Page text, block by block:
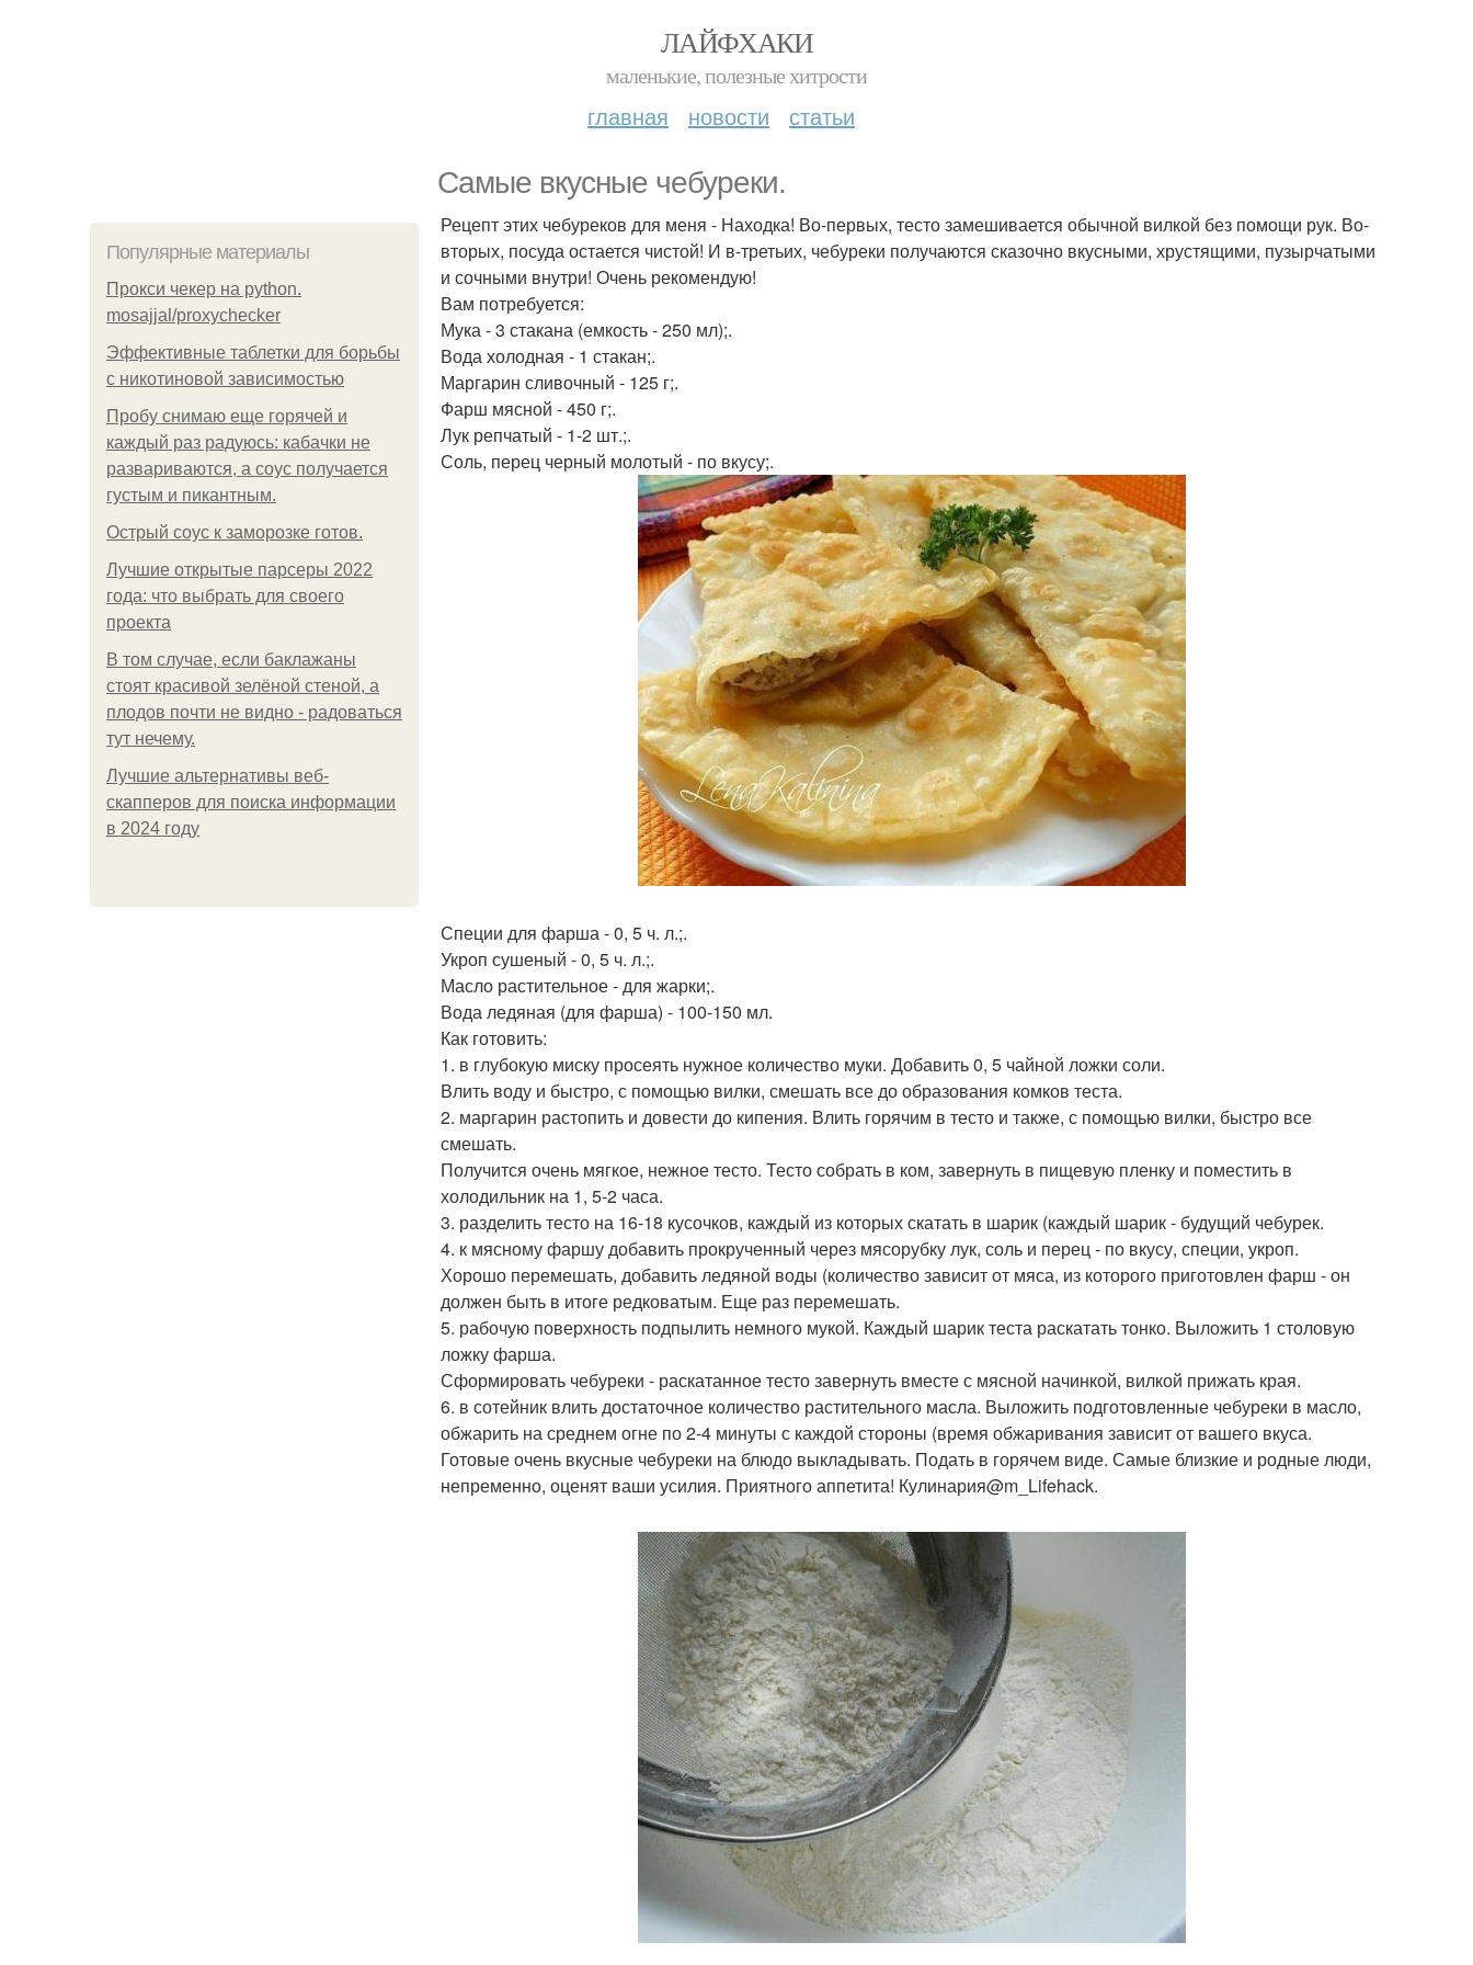
ЛАЙФХАКИ
маленькие, полезные хитрости
главная новости статьи
Самые вкусные чебуреки.
Популярные материалы
Прокси чекер на python.
mosajjal/proxychecker
Эффективные таблетки для борьбы
с никотиновой зависимостью
Пробу снимаю еще горячей и
каждый раз радуюсь: кабачки не
развариваются, а соус получается
густым и пикантным.
Острый соус к заморозке готов.
Лучшие открытые парсеры 2022
года: что выбрать для своего
проекта
В том случае, если баклажаны
стоят красивой зелёной стеной, а
плодов почти не видно - радоваться
тут нечему.
Лучшие альтернативы веб-
скапперов для поиска информации
в 2024 году
Рецепт этих чебуреков для меня - Находка! Во-первых, тесто замешивается обычной вилкой без помощи рук. Во-
вторых, посуда остается чистой! И в-третьих, чебуреки получаются сказочно вкусными, хрустящими, пузырчатыми
и сочными внутри! Очень рекомендую!
Вам потребуется:
Мука - 3 стакана (емкость - 250 мл);.
Вода холодная - 1 стакан;.
Маргарин сливочный - 125 г;.
Фарш мясной - 450 г;.
Лук репчатый - 1-2 шт.;.
Соль, перец черный молотый - по вкусу;.
Специи для фарша - 0, 5 ч. л.;.
Укроп сушеный - 0, 5 ч. л.;.
Масло растительное - для жарки;.
Вода ледяная (для фарша) - 100-150 мл.
Как готовить:
1. в глубокую миску просеять нужное количество муки. Добавить 0, 5 чайной ложки соли.
Влить воду и быстро, с помощью вилки, смешать все до образования комков теста.
2. маргарин растопить и довести до кипения. Влить горячим в тесто и также, с помощью вилки, быстро все
смешать.
Получится очень мягкое, нежное тесто. Тесто собрать в ком, завернуть в пищевую пленку и поместить в
холодильник на 1, 5-2 часа.
3. разделить тесто на 16-18 кусочков, каждый из которых скатать в шарик (каждый шарик - будущий чебурек.
4. к мясному фаршу добавить прокрученный через мясорубку лук, соль и перец - по вкусу, специи, укроп.
Хорошо перемешать, добавить ледяной воды (количество зависит от мяса, из которого приготовлен фарш - он
должен быть в итоге редковатым. Еще раз перемешать.
5. рабочую поверхность подпылить немного мукой. Каждый шарик теста раскатать тонко. Выложить 1 столовую
ложку фарша.
Сформировать чебуреки - раскатанное тесто завернуть вместе с мясной начинкой, вилкой прижать края.
6. в сотейник влить достаточное количество растительного масла. Выложить подготовленные чебуреки в масло,
обжарить на среднем огне по 2-4 минуты с каждой стороны (время обжаривания зависит от вашего вкуса.
Готовые очень вкусные чебуреки на блюдо выкладывать. Подать в горячем виде. Самые близкие и родные люди,
непременно, оценят ваши усилия. Приятного аппетита! Кулинария@m_Lifehack.